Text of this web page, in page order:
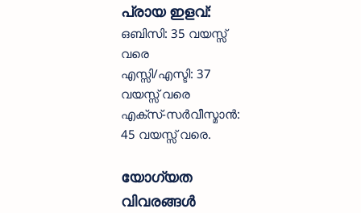
പ്രായ ഇളവ്:
ഒബിസി: 35 വയസ്സ്
വരെ
എസ്സി/എസ്ടി: 37
വയസ്സ് വരെ
എക്സ്-സർവീസ്മാൻ:
45 വയസ്സ് വരെ.
യോഗ്യത
വിവരങ്ങൾ